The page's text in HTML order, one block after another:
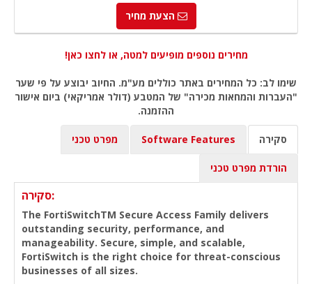
הצעת מחיר
מחירים נוספים מופיעים למטה, או לחצו כאן!
שימו לב: כל המחירים באתר כוללים מע"מ. החיוב יבוצע על פי שער
"העברות והמחאות מכירה" של המטבע (דולר אמריקאי) ביום אישור
ההזמנה.
סקירה Software Features מפרט טכני
הורדת מפרט טכני
סקירה:
The FortiSwitchTM Secure Access Family delivers
outstanding security, performance, and
manageability. Secure, simple, and scalable,
FortiSwitch is the right choice for threat-conscious
businesses of all sizes.